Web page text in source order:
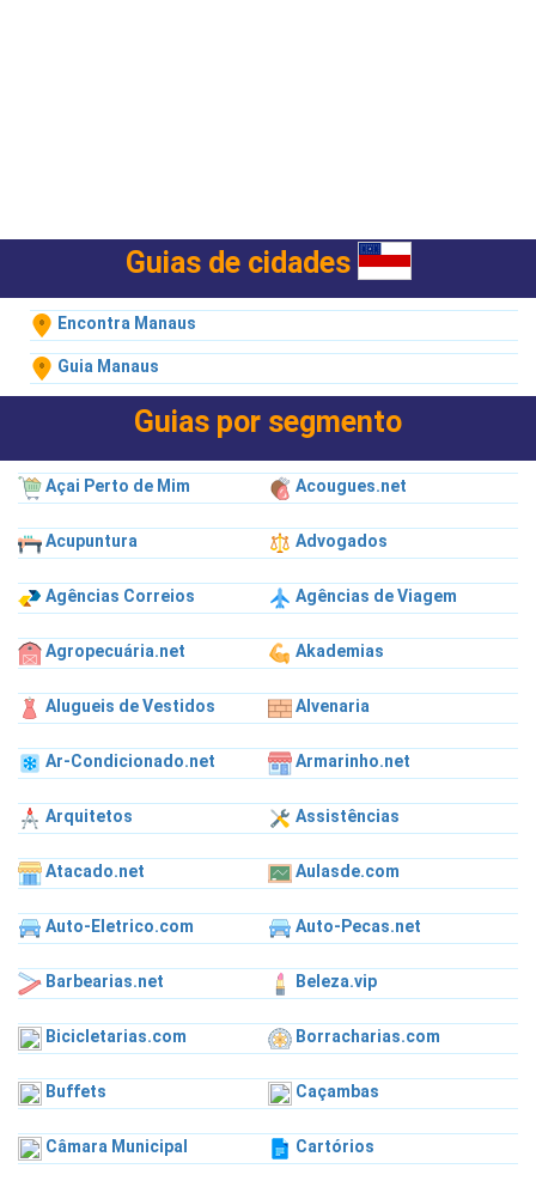
Guias de cidades
Encontra Manaus
Guia Manaus
Guias por segmento
Açai Perto de Mim Acougues.net
Acupuntura Advogados
Agências Correios Agências de Viagem
Agropecuária.net Akademias
Alugueis de Vestidos Alvenaria
Ar-Condicionado.net Armarinho.net
Arquitetos Assistências
Atacado.net Aulasde.com
Auto-Eletrico.com Auto-Pecas.net
Barbearias.net Beleza.vip
Bicicletarias.com Borracharias.com
Buffets Caçambas
Câmara Municipal Cartórios